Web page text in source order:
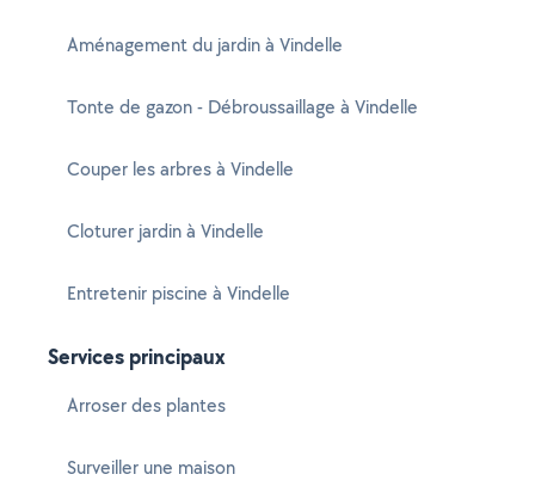
Aménagement du jardin à Vindelle
Tonte de gazon - Débroussaillage à Vindelle
Couper les arbres à Vindelle
Cloturer jardin à Vindelle
Entretenir piscine à Vindelle
Services principaux
Arroser des plantes
Surveiller une maison